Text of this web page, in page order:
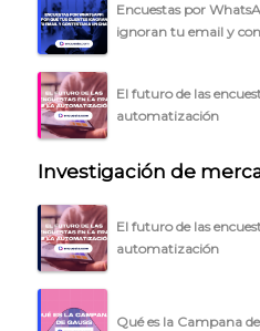
Encuestas por
ignoran tu email y
El futuro de las
automatización
Investigación de
El futuro de las
automatización
Qué es la Campana